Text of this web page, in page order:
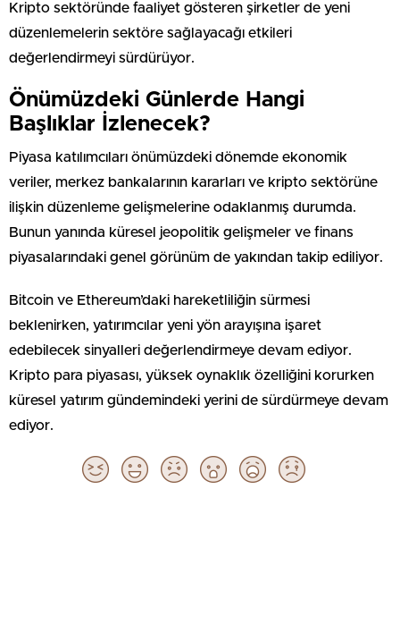
Kripto sektöründe faaliyet gösteren şirketler de yeni
düzenlemelerin sektöre sağlayacağı etkileri
değerlendirmeyi sürdürüyor.
Önümüzdeki Günlerde Hangi
Başlıklar İzlenecek?
Piyasa katılımcıları önümüzdeki dönemde ekonomik
veriler, merkez bankalarının kararları ve kripto sektörüne
ilişkin düzenleme gelişmelerine odaklanmış durumda.
Bunun yanında küresel jeopolitik gelişmeler ve finans
piyasalarındaki genel görünüm de yakından takip ediliyor.
Bitcoin ve Ethereum’daki hareketliliğin sürmesi
beklenirken, yatırımcılar yeni yön arayışına işaret
edebilecek sinyalleri değerlendirmeye devam ediyor.
Kripto para piyasası, yüksek oynaklık özelliğini korurken
küresel yatırım gündemindeki yerini de sürdürmeye devam
ediyor.